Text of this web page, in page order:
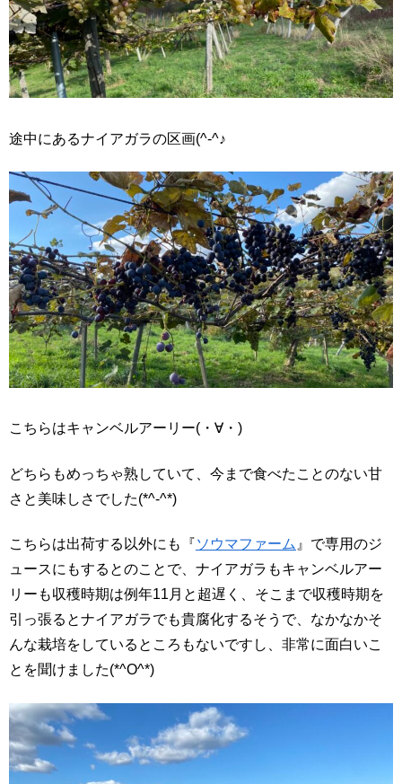
途中にあるナイアガラの区画(^-^♪
こちらはキャンベルアーリー(・∀・)
どちらもめっちゃ熟していて、今まで食べたことのない甘
さと美味しさでした(*^-^*)
こちらは出荷する以外にも『ソウマファーム 』で専用のジ
ュースにもするとのことで、ナイアガラもキャンベルアー
リーも収穫時期は例年11月と超遅く、そこまで収穫時期を
引っ張るとナイアガラでも貴腐化するそうで、なかなかそ
んな栽培をしているところもないですし、非常に面白いこ
とを聞けました(*^O^*)